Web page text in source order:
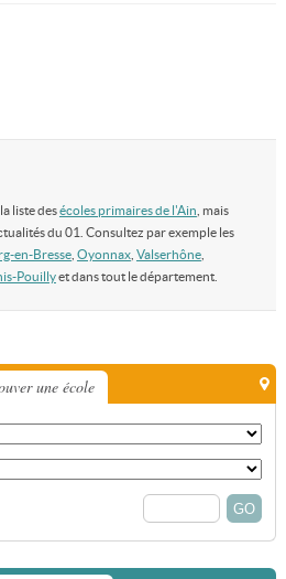
liste desécoles primaires de l'Ain , mais
du 01. Consultez par exemple les
en-Bresse, Oyonnax, Valserhône,
Pouillyet dans tout le département.
une école